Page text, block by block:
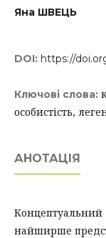
Яна ШВЕЦЬ
DOI: https://
Ключові слова:
особистість,
АНОТАЦІЯ
Концептуальний
найширше